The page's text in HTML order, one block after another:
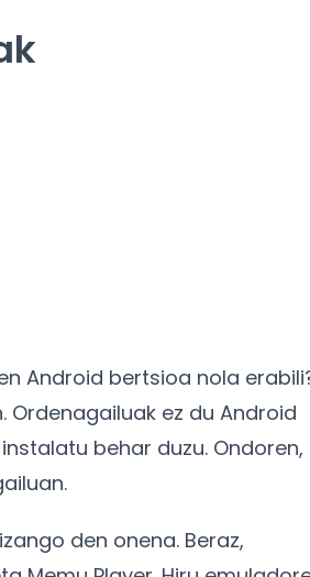
Android bertsioa nola
Ordenagailuak ez du Android
behar duzu. Ondoren,
den onena. Beraz,